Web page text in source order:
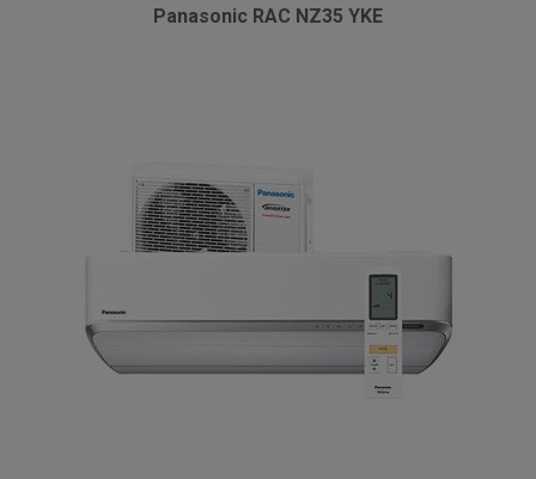
Panasonic RAC NZ35 YKE